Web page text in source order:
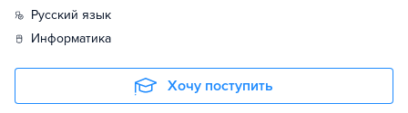
русский язык
информатика
Хочу поступить